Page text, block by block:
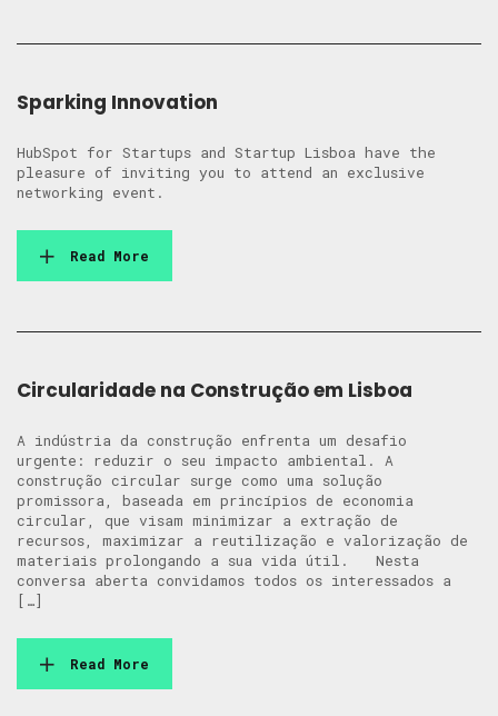
Sparking Innovation
HubSpot for Startups and Startup Lisboa have the
pleasure of inviting you to attend an exclusive
networking event.
Read More
Circularidade na Construção em Lisboa
A indústria da construção enfrenta um desafio
urgente: reduzir o seu impacto ambiental. A
construção circular surge como uma solução
promissora, baseada em princípios de economia
circular, que visam minimizar a extração de
recursos, maximizar a reutilização e valorização de
materiais prolongando a sua vida útil. Nesta
conversa aberta convidamos todos os interessados a
[…]
Read More